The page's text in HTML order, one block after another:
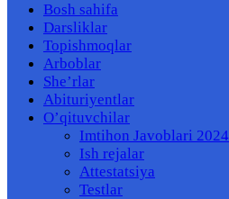
Bosh sahifa
Darsliklar
Topishmoqlar
Arboblar
She’rlar
Abituriyentlar
O’qituvchilar
Imtihon Javoblari 2024
Ish rejalar
Attestatsiya
Testlar